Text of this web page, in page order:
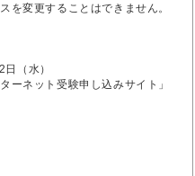
変更することはできません。
（水）
ーネット受験申し込みサイト」